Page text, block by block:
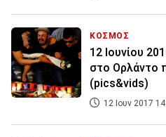
ΚΟΣΜΟΣ
12 Ιουνίου
στο Ορλάντο
(pics&vids)
12 Ιουν 2017